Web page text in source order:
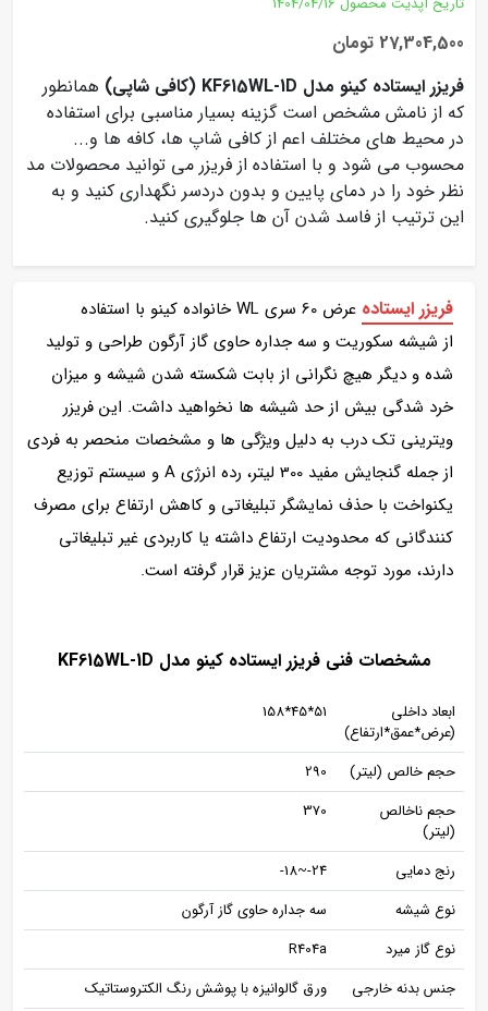
27,304,500 تومان
فریزر ایستاده کینو مدل KF615WL-1D (کافی شاپی)
همانطور
که از نامش مشخص است گزینه بسیار مناسبی برای استفاده
در محیط های مختلف اعم از کافی شاپ ها، کافه ها و...
محسوب می شود و با استفاده از فریزر می توانید محصولات مد
نظر خود را در دمای پایین و بدون دردسر نگهداری کنید و به
این ترتیب از فاسد شدن آن ها جلوگیری کنید.
فریزر ایستاده
عرض 60 سری WL خانواده کینو با استفاده
از شیشه سکوریت و سه جداره حاوی گاز آرگون طراحی و تولید
شده و دیگر هیچ نگرانی از بابت شکسته شدن شیشه و میزان
خرد شدگی بیش از حد شیشه ها نخواهید داشت. این فریزر
ویترینی تک درب به دلیل ویژگی ها و مشخصات منحصر به فردی
از جمله گنجایش مفید 300 لیتر، رده انرژی A و سیستم توزیع
یکنواخت با حذف نمایشگر تبلیغاتی و کاهش ارتفاع برای مصرف
کنندگانی که محدودیت ارتفاع داشته یا کاربردی غیر تبلیغاتی
دارند، مورد توجه مشتریان عزیز قرار گرفته است.
مشخصات فنی فریزر ایستاده کینو مدل KF615WL-1D
ابعاد داخلی
(عرض*عمق*ارتفاع)
51*45*158
حجم خالص (لیتر)
290
حجم ناخالص
(لیتر)
370
رنج دمایی
24-~18-
نوع شیشه
سه جداره حاوی گاز آرگون
نوع گاز میرد
R404a
جنس بدنه خارجی
ورق گالوانیزه با پوشش رنگ الکتروستاتیک